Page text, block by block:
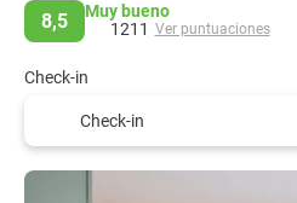
8,5
Muy bueno
1211 Ver puntuaciones
Check-in